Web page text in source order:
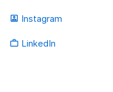
portrait Instagram
work_outline LinkedIn